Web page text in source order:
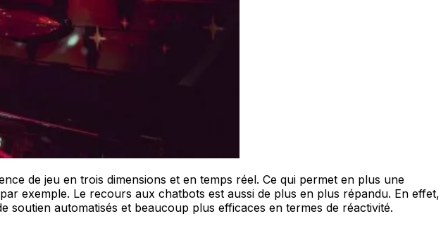
de jeu en trois dimensions et en temps réel. Ce qui permet en plus une
exemple. Le recours aux chatbots est aussi de plus en plus répandu. En effet,
automatisés et beaucoup plus efficaces en termes de réactivité.